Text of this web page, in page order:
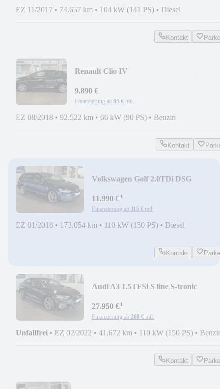
EZ 11/2017 • 74.657 km • 104 kW (141 PS) • Diesel
Kontakt
Renault Clio IV
9.890 €
Finanzierung ab 95 € mtl.
EZ 08/2018 • 92.522 km • 66 kW (90 PS) • Benzin
Kontakt
Volkswagen Golf 2.0TDi DSG
11.990 €¹
Finanzierung ab 115 € mtl.
EZ 01/2018 • 173.054 km • 110 kW (150 PS) • Diesel
Kontakt
Audi A3 1.5TFSi S line S-tronic
27.950 €¹
Finanzierung ab 268 € mtl.
Unfallfrei • EZ 02/2022 • 41.672 km • 110 kW (150 PS) •
Kontakt